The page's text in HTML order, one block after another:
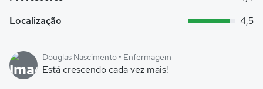
Localização
4,5
Douglas Nascimento • Enfermagem
Está crescendo cada vez mais!